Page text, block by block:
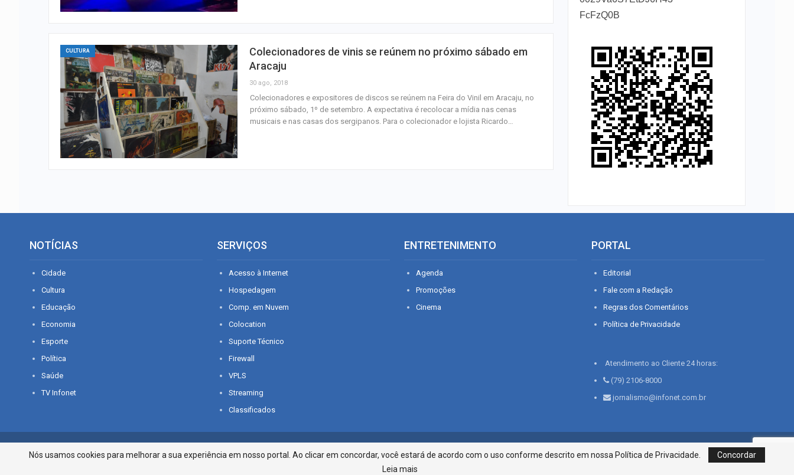
CULTURA
Colecionadores de vinis se reúnem no próximo sábado em
Aracaju
30 ago, 2018
Colecionadores e expositores de discos se reúnem na Feira do Vinil em Aracaju, no
próximo sábado, 1º de setembro. A expectativa é recolocar a mídia nas cenas
musicais e nas casas dos sergipanos. Para o colecionador e lojista Ricardo…
FcFzQ0B
NOTÍCIAS
Cidade
Cultura
Educação
Economia
Esporte
Política
Saúde
TV Infonet
SERVIÇOS
Acesso à Internet
Hospedagem
Comp. em Nuvem
Colocation
Suporte Técnico
Firewall
VPLS
Streaming
Classificados
ENTRETENIMENTO
Agenda
Promoções
Cinema
PORTAL
Editorial
Fale com a Redação
Regras dos Comentários
Política de Privacidade
Atendimento ao Cliente 24 horas:
(79) 2106-8000
jornalismo@infonet.com.br
© 2026 - O que é notícia em Sergipe. Todos os direitos reservados.
Infonet - Rua Monsenhor Silveira 276, Bairro São José | Aracaju-SE, CEP 49015-030, Fone: 79.2106.8000 - CI
Centro de Informações LTDA
Nós usamos cookies para melhorar a sua experiência em nosso portal. Ao clicar em concordar, você estará de acordo com o uso conforme descrito em nossa Política de Privacidade.
Concordar
Leia mais